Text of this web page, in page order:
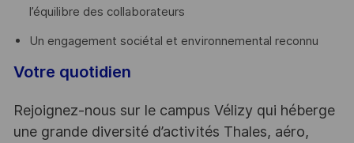
l’équilibre des collaborateurs
Un engagement sociétal et environnemental reconnu
Votre quotidien
Rejoignez-nous sur le campus Vélizy qui héberge
une grande diversité d’activités Thales, aéro,